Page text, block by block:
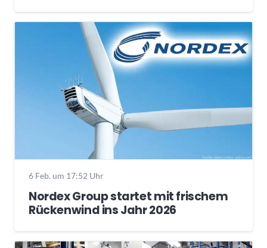
6 Feb. um 17:52 Uhr
Nordex Group startet mit frischem
Rückenwind ins Jahr 2026